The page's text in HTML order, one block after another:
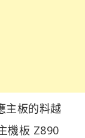
主板的料越
機板 Z890